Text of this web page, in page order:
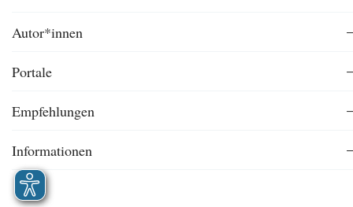
Autor*innen
Portale
Empfehlungen
Informationen